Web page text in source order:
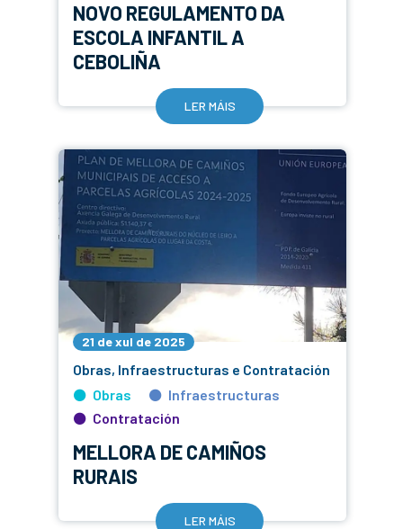
NOVO REGULAMENTO DA
ESCOLA INFANTIL A
CEBOLIÑA
LER MÁIS
21 de xul de 2025
Obras, Infraestructuras e Contratación
Obras
Infraestructuras
Contratación
MELLORA DE CAMIÑOS
RURAIS
LER MÁIS